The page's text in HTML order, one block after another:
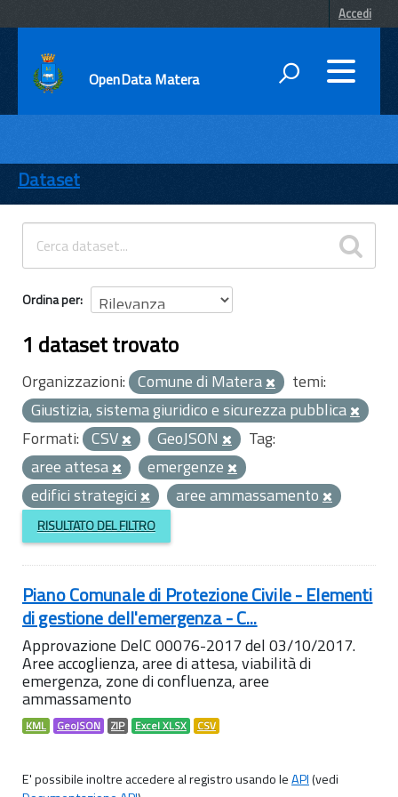
Accedi
OpenData Matera
ENTI
TEMI
INFORMAZIONI
Dataset
Ordina per
1 dataset trovato
Organizzazioni: Comune di Matera
temi:
Giustizia, sistema giuridico e sicurezza pubblica
Formati: CSV GeoJSON
Tag:
aree attesa
emergenze
edifici strategici
aree ammassamento
RISULTATO DEL FILTRO
Piano Comunale di Protezione Civile - Elementi
di gestione dell'emergenza - C...
Approvazione DelC 00076-2017 del 03/10/2017.
Aree accoglienza, aree di attesa, viabilità di
emergenza, zone di confluenza, aree
ammassamento
KML GeoJSON ZIP Excel XLSX CSV
E' possibile inoltre accedere al registro usando leAPI(vedi